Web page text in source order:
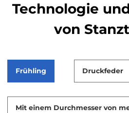
Technologie
von
Frühling Druckfeder
Mit einem Durchmesser von